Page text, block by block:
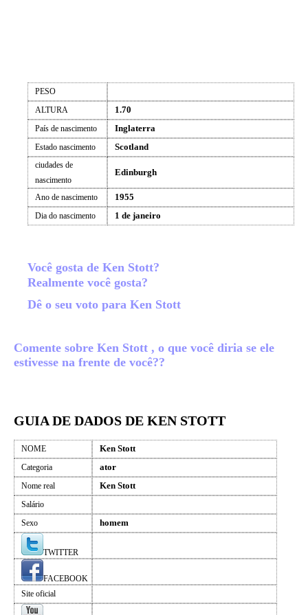
PESO
ALTURA
1.70
País de nascimento Inglaterra
Estado nascimento Scotland
ciudades de
nascimento
Edinburgh
Ano de nascimento 1955
Dia do nascimento 1 de janeiro
Você gosta de Ken Stott?
Realmente você gosta?
Dê o seu voto para Ken Stott
Comente sobre Ken Stott , o que você diria se ele
estivesse na frente de você??
GUIA DE DADOS DE KEN STOTT
NOME Ken Stott
Categoria ator
Nome real Ken Stott
Salário
Sexo
homem
TWITTER
FACEBOOK
Site oficial